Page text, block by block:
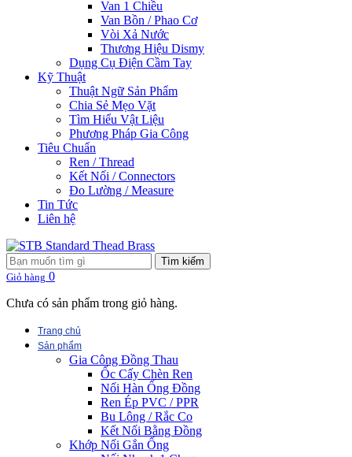
Van 1 Chiều
Van Bồn / Phao Cơ
Vòi Xả Nước
Thương Hiệu Dismy
Dụng Cụ Điện Cầm Tay
Kỹ Thuật
Thuật Ngữ Sản Phẩm
Chia Sẻ Mẹo Vặt
Tìm Hiểu Vật Liệu
Phương Pháp Gia Công
Tiêu Chuẩn
Ren / Thread
Kết Nối / Connectors
Đo Lường / Measure
Tin Tức
Liên hệ
Tìm kiếm
Giỏ hàng 0
Chưa có sản phẩm trong giỏ hàng.
Trang chủ
Sản phẩm
Gia Công Đồng Thau
Ốc Cấy Chèn Ren
Nối Hàn Ống Đồng
Ren Ép PVC / PPR
Bu Lông / Rắc Co
Kết Nối Bằng Đồng
Khớp Nối Gắn Ống